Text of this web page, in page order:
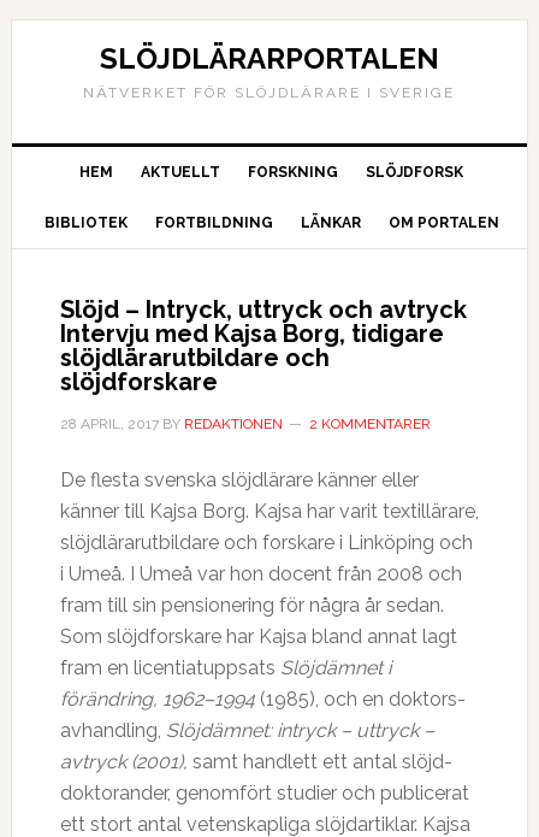
SLÖJDLÄRARPORTALEN
NÄTVERKET FÖR SLÖJDLÄRARE I SVERIGE
HEM AKTUELLT FORSKNING SLÖJDFORSK
BIBLIOTEK FORTBILDNING LÄNKAR OM PORTALEN
Slöjd – Intryck, uttryck och avtryck
Intervju med Kajsa Borg, tidigare
slöjdlärarutbildare och
slöjdforskare
28 APRIL, 2017BY REDAKTIONEN 2 KOMMENTARER
De flesta svenska slöjdlärare känner eller
känner till Kajsa Borg. Kajsa har varit textillärare,
slöjdlärarutbildare och forskare i Linköping och
i Umeå. I Umeå var hon docent från 2008 och
fram till sin pensionering för några år sedan.
Som slöjdforskare har Kajsa bland annat lagt
fram en licentiatuppsats Slöjdämnet i
förändring, 1962–1994(1985), och en doktors­
avhandling, Slöjdämnet: intryck – uttryck –
avtryck (2001), samt handlett ett antal slöjd­
doktorander, genomfört studier och publicerat
ett stort antal vetenskapliga slöjdartiklar. Kajsa